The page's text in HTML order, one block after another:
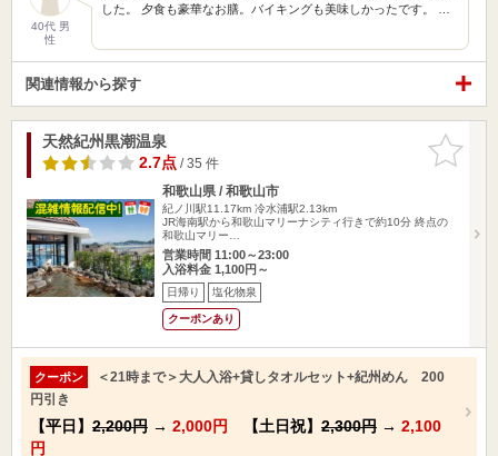
40代 男
性
した。 夕食も豪華なお膳。バイキングも美味しかったです。 …
関連情報から探す
お気に入
りに追加
天然紀州黒潮温泉
2.7点/ 35 件
和歌山県 / 和歌山市
紀ノ川駅11.17km 冷水浦駅2.13km
JR海南駅から和歌山マリーナシティ行きで約10分 終点の
和歌山マリー…
営業時間 11:00～23:00
入浴料金 1,100円～
日帰り 塩化物泉
クーポンあり
クーポン
＜21時まで＞大人入浴+貸しタオルセット+紀州めん 200
円引き
【平日】 2,200円 → 2,000円 【土日祝】 2,300円 → 2,100
円